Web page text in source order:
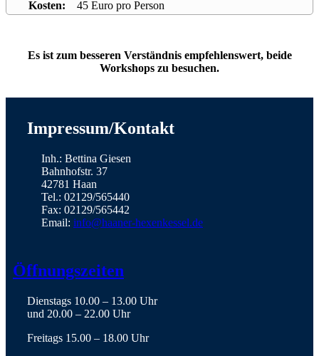
Kosten:
45 Euro pro Person
Es ist zum besseren Verständnis empfehlenswert, beide
Workshops zu besuchen.
Impressum/Kontakt
Inh.: Bettina Giesen
Bahnhofstr. 37
42781 Haan
Tel.: 02129/565440
Fax: 02129/565442
Email: info@haaner-hexenkessel.de
Öffnungszeiten
Dienstags 10.00 – 13.00 Uhr
und 20.00 – 22.00 Uhr
Freitags 15.00 – 18.00 Uhr